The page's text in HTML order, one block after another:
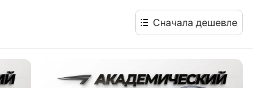
Сначала дешевле